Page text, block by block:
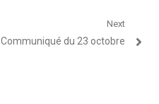
Next
Article
Communiqué du 23 octobre